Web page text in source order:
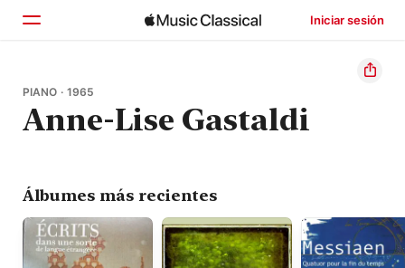
Iniciar sesión
Inicio
Explorar
PIANO · 1965
Anne-Lise Gastaldi
Álbumes más recientes